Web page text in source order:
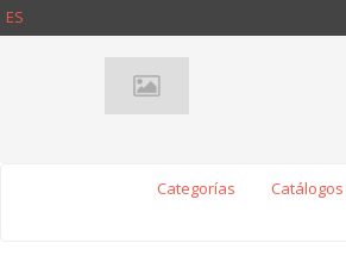
ES
Categorías